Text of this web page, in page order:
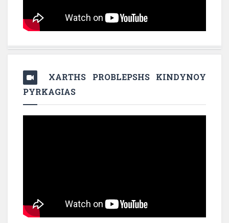
XARTHS PROBLEPSHS KINDYNOY
PYRKAGIAS